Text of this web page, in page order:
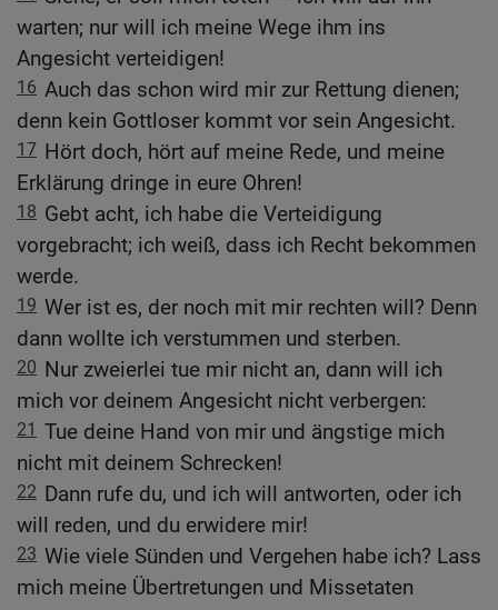
warten; nur will ich meine Wege ihm ins
Angesicht verteidigen!
16 Auch das schon wird mir zur Rettung dienen;
denn kein Gottloser kommt vor sein Angesicht.
17 Hört doch, hört auf meine Rede, und meine
Erklärung dringe in eure Ohren!
18 Gebt acht, ich habe die Verteidigung
vorgebracht; ich weiß, dass ich Recht bekommen
werde.
19 Wer ist es, der noch mit mir rechten will? Denn
dann wollte ich verstummen und sterben.
20 Nur zweierlei tue mir nicht an, dann will ich
mich vor deinem Angesicht nicht verbergen:
21 Tue deine Hand von mir und ängstige mich
nicht mit deinem Schrecken!
22 Dann rufe du, und ich will antworten, oder ich
will reden, und du erwidere mir!
23 Wie viele Sünden und Vergehen habe ich? Lass
mich meine Übertretungen und Missetaten